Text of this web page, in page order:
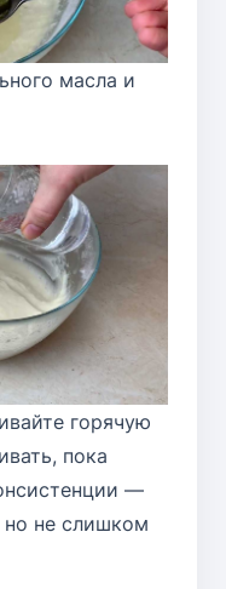
масла и
горячую
пока
—
не слишком